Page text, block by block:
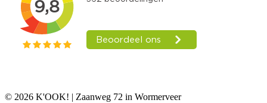
© 2026 K'OOK! | Zaanweg 72 in Wormerveer